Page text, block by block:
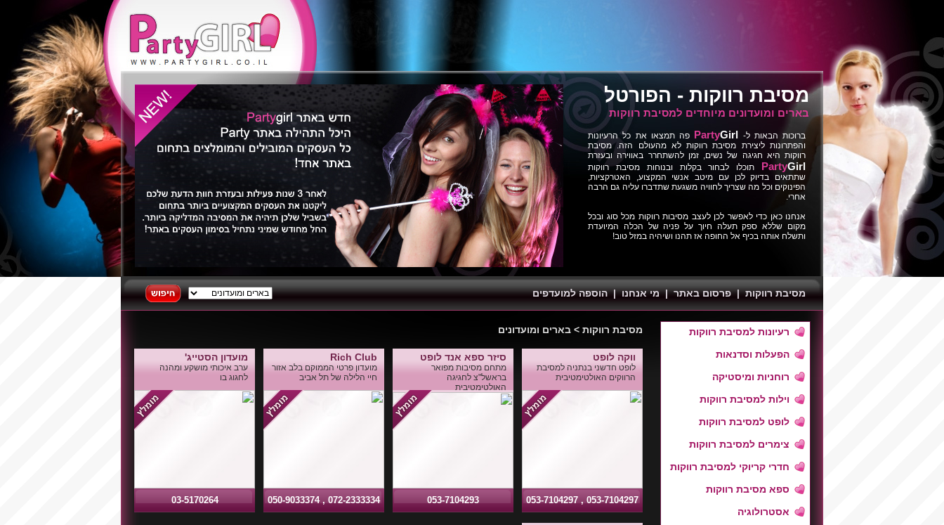
מסיבת רווקות - הפורטל
בארים ומועדונים מיוחדים למסיבת רווקות
ברוכות הבאות ל- PartyGirl
פה תמצאו את כל הרעיונות
והפתרונות ליצירת מסיבת רווקות לא מהעולם הזה. מסיבת
רווקות היא חגיגה של נשים, זמן להשתחרר באווירה ובעזרת
PartyGirl
תוכלו לבחור בקלות ובנוחות מסיבת רווקות
שתתאים בדיוק לכן עם מיטב אנשי המקצוע, האטרקציות,
הפינוקים וכל מה שצריך לחוויה משגעת שתדברו עליה גם הרבה
אחרי.
אנחנו כאן כדי לאפשר לכן לעצב מסיבות רווקות מכל סוג ובכל
מקום שללא ספק תעלה חיוך על פניה של הכלה המיועדת
ותשלח אותה בכיף אל החופה אז תהנו ושיהיה במזל טוב!
מסיבת רווקות|פרסום באתר|מי אנחנו|הוספה למועדפים
רעיונות למסיבת רווקות
הפעלות וסדנאות
רוחניות ומיסטיקה
וילות למסיבת רווקות
לופט למסיבת רווקות
צימרים למסיבת רווקות
חדרי קריוקי למסיבת רווקות
ספא מסיבת רווקות
אסטרולוגיה
מסיבת רווקות > בארים ומועדונים
ווקה לופט
לופט חדשני בנתניה למסיבת
הרווקים האולטימטיבית
053-7104297 , 053-7104297
סיזר ספא אנד לופט
מתחם מסיבות מפואר
בראשל"צ לחגיגה
האולטימטיבית
053-7104293
Rich Club
מועדון פרטי הממוקם בלב אזור
חיי הלילה של תל אביב
072-2333334 , 050-9033374
מועדון הסטייג'
ערב איכותי מושקע ומהנה
לחגוג בו
03-5170264